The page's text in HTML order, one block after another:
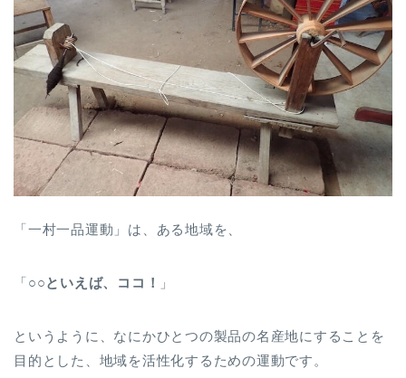
「一村一品運動」は、ある地域を、
「○○といえば、ココ！ 」
というように、なにかひとつの製品の名産地にすることを
目的とした、地域を活性化するための運動です。